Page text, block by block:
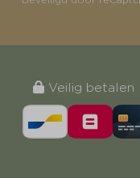
Veilig betalen